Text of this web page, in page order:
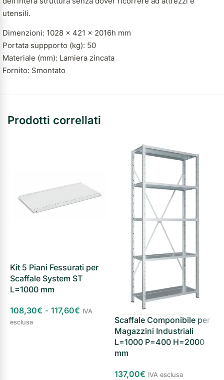
utensili.
Dimenzioni: 1028 x 421 x 2016h mm
Portata suppporto (kg): 50
Materiale (mm): Lamiera zincata
Fornito: Smontato
Prodotti correllati
Kit 5 Piani Fessurati per
Scaffale System ST
L=1000 mm
108,30€ - 117,60€ IVA
esclusa
Scaffale Componibile per
Magazzini Industriali
L=1000 P=400 H=2000
mm
137,00€ IVA esclusa